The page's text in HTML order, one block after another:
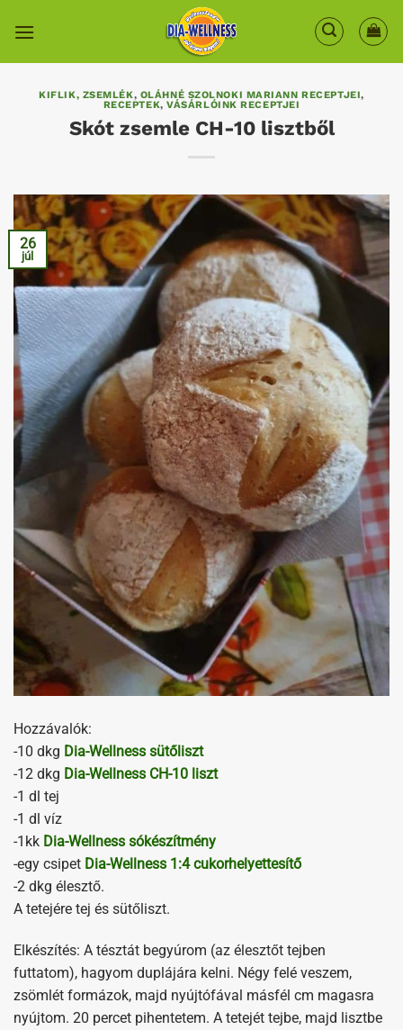
KIFLIK, ZSEMLÉK, OLÁHNÉ SZOLNOKI MARIANN RECEPTJEI,
RECEPTEK,VÁSÁRLÓINK RECEPTJEI
Skót zsemle CH-10 lisztből
26
júl
Hozzávalók:
-10 dkg Dia-Wellness sütőliszt
-12 dkg Dia-Wellness CH-10 liszt
-1 dl tej
-1 dl víz
-1kk Dia-Wellness sókészítmény
-egy csipet Dia-Wellness 1:4 cukorhelyettesítő
-2 dkg élesztő.
A tetejére tej és sütőliszt.
Elkészítés: A tésztát begyúrom (az élesztőt tejben
futtatom), hagyom duplájára kelni. Négy felé veszem,
zsömlét formázok, majd nyújtófával másfél cm magasra
nyújtom. 20 percet pihentetem. A tetejét tejbe, majd lisztbe